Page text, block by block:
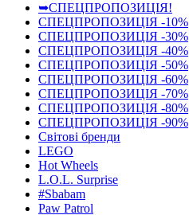
➥СПЕЦПРОПОЗИЦІЯ!
СПЕЦПРОПОЗИЦІЯ -10%
СПЕЦПРОПОЗИЦІЯ -30%
СПЕЦПРОПОЗИЦІЯ -40%
СПЕЦПРОПОЗИЦІЯ -50%
СПЕЦПРОПОЗИЦІЯ -60%
СПЕЦПРОПОЗИЦІЯ -70%
СПЕЦПРОПОЗИЦІЯ -80%
СПЕЦПРОПОЗИЦІЯ -90%
Світові бренди
LEGO
Hot Wheels
L.O.L. Surprise
#Sbabam
Paw Patrol